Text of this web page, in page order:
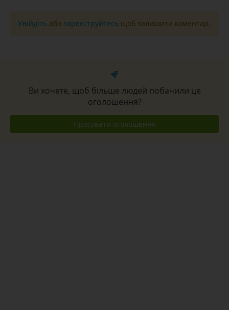
Увійдіть або зареєструйтесь щоб залишити коментар.
Ви хочете, щоб більше людей побачили це
оголошення?
Просувати оголошення